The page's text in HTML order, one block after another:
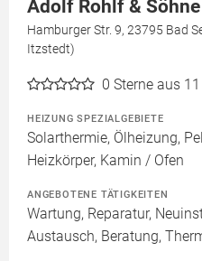
Adolf Rohlf & Söhne
Hamburger Str. 9, 23795 Bad
Itzstedt)
0 Sterne aus
HEIZUNG SPEZIALGEBIETE
Solarthermie, Ölheizung,
Heizkörper, Kamin / Ofen
ANGEBOTENE TÄTIGKEITEN
Wartung, Reparatur,
Austausch, Beratung,